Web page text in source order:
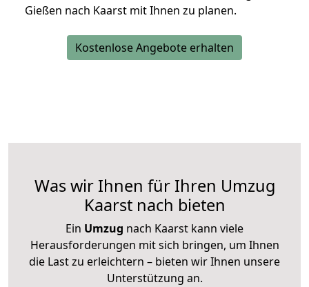
Gießen nach Kaarst mit Ihnen zu planen.
Kostenlose Angebote erhalten
Was wir Ihnen für Ihren Umzug
Kaarst nach bieten
Ein Umzug nach Kaarst kann viele
Herausforderungen mit sich bringen, um Ihnen
die Last zu erleichtern – bieten wir Ihnen unsere
Unterstützung an.